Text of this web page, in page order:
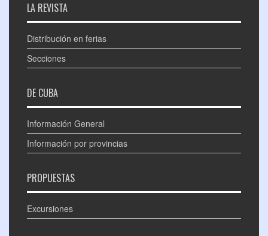
LA REVISTA
Distribución en ferias
Secciones
DE CUBA
Información General
Información por provincias
PROPUESTAS
Excursiones